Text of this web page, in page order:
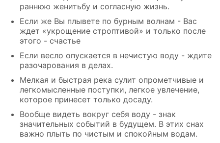
раннюю женитьбу и согласную жизнь.
Если же Вы плывете по бурным волнам - Вас
ждет «укрощение строптивой» и только после
этого - счастье
Если весло опускается в нечистую воду - ждите
разочарования в делах.
Мелкая и быстрая река сулит опрометчивые и
легкомысленные поступки, легкое увлечение,
которое принесет только досаду.
Вообще видеть вокруг себя воду - знак
значительных событий в будущем. В этих снах
важно плыть по чистым и спокойным водам.